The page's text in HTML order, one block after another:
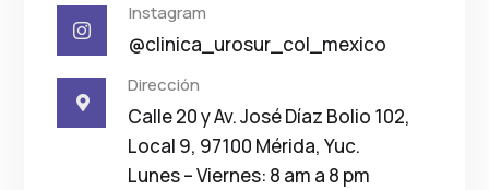

Instagram
@clinica_urosur_col_mexico

Dirección
Calle 20 y Av. José Díaz Bolio 102,
Local 9, 97100 Mérida, Yuc.
Lunes – Viernes: 8 am a 8 pm